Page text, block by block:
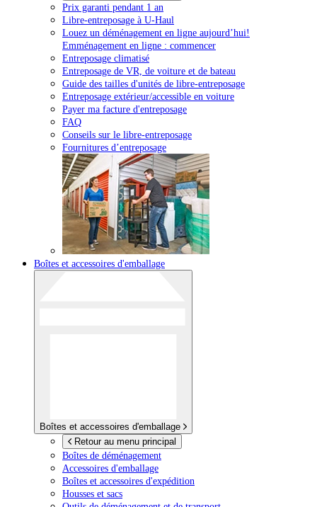
Prix garanti pendant 1 an
Libre-entreposage à U-Haul
Louez un déménagement en ligne aujourd’hui!
Emménagement en ligne : commencer
Entreposage climatisé
Entreposage de VR, de voiture et de bateau
Guide des tailles d'unités de libre-entreposage
Entreposage extérieur/accessible en voiture
Payer ma facture d'entreposage
FAQ
Conseils sur le libre-entreposage
Fournitures d’entreposage
Boîtes et accessoires d'emballage
Boîtes et accessoires d'emballage
Retour au menu principal
Boîtes de déménagement
Accessoires d'emballage
Boîtes et accessoires d'expédition
Housses et sacs